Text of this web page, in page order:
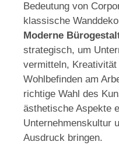
Bedeutung von
klassische
Moderne
strategisch, um
vermitteln,
Wohlbefinden am
richtige Wahl des
ästhetische Aspekte
Unternehmenskultur
Ausdruck bringen.